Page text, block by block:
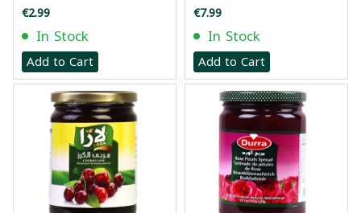
€2.99
In Stock
Add to Cart
€7.99
In Stock
Add to Cart